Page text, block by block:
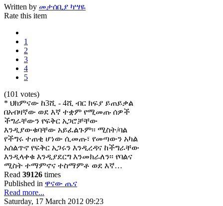
Written by መታሰቢያ ካሣዬ
Rate this item
1
2
3
4
5
(101 votes)
* ህክምናው ከ3ሺ - 4ሺ ብር ክፍያ ይጠይቃል
በአብዛኛው ወደ እኛ ተቋም የሚመጡ ሰዎች
ችግራቸውን የፍቅር አጋሮቻቸው
እንዲያውቁባቸው አይፈልጉም፡፡ ሚስት/ባል
የችግሩ ተጠቂ ሆነው ሲመጡ፣ የመጣውን አካል
አሰልጥኖ የፍቅር አጋሩን እንዲረዳና ከችግራቸው
እንዲላቀቁ እንዲያደርግ እንመክራለን፡፡ የባልና
ሚስት ተማምኖና ተስማምቶ ወደ እኛ…
Read 39126 times
Published in ዋናው ጤና
Read more...
Saturday, 17 March 2012 09:23